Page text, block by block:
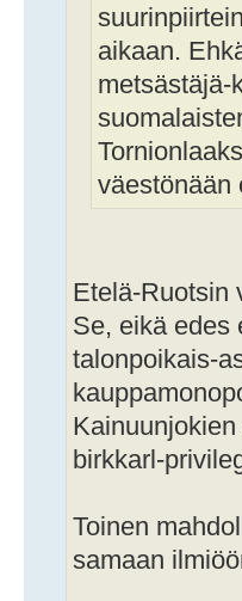
aikaan.
metsästäjä-
väestönään
Etelä-Ruotsin
Se, eikä edes
talonpoikais-
birkkarl-
Toinen
samaan